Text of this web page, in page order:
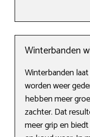
Winterbanden
Winterbanden
worden weer
hebben meer
zachter. Dat
meer grip en